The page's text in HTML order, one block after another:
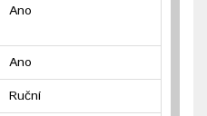
Ano
Ano
Ruční